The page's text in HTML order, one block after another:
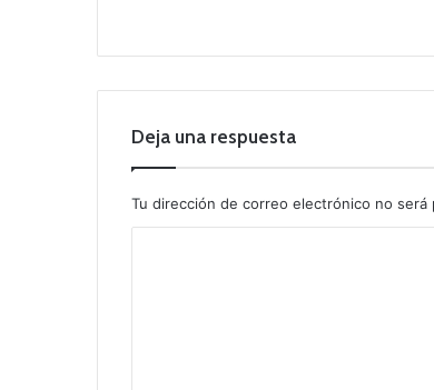
Deja una respuesta
Tu dirección de correo electrónico no será